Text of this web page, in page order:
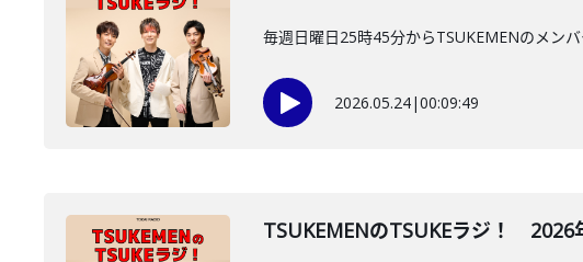
毎週日曜日25時45分からTSUKEMENのメン
2026.05.24|00:09:49
TSUKEMENのTSUKEラジ！ 2026